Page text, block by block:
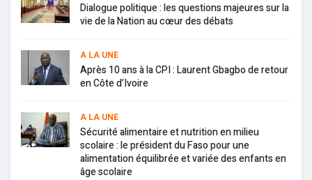
Dialogue politique : les questions majeures sur la
vie de la Nation au cœur des débats
A LA UNE
Après 10 ans à la CPI : Laurent Gbagbo de retour
en Côte d’Ivoire
A LA UNE
Sécurité alimentaire et nutrition en milieu
scolaire : le président du Faso pour une
alimentation équilibrée et variée des enfants en
âge scolaire